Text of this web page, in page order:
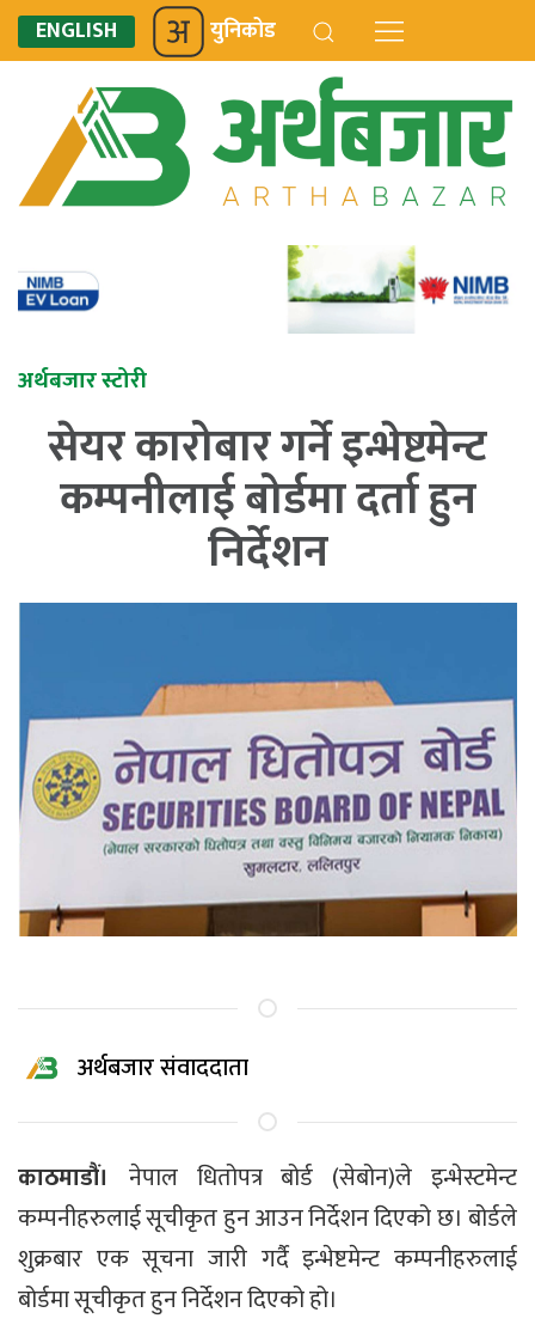
ENGLISH युनिकोड
अर्थबजार स्टोरी
सेयर कारोबार गर्ने इन्भेष्टमेन्ट
कम्पनीलाई बोर्डमा दर्ता हुन
निर्देशन
अर्थबजार संवाददाता
काठमाडौं। नेपाल धितोपत्र बोर्ड (सेबोन)ले इन्भेस्टमेन्ट
कम्पनीहरुलाई सूचीकृत हुन आउन निर्देशन दिएको छ। बोर्डले
शुक्रबार एक सूचना जारी गर्दै इन्भेष्टमेन्ट कम्पनीहरुलाई
बोर्डमा सूचीकृत हुन निर्देशन दिएको हो।